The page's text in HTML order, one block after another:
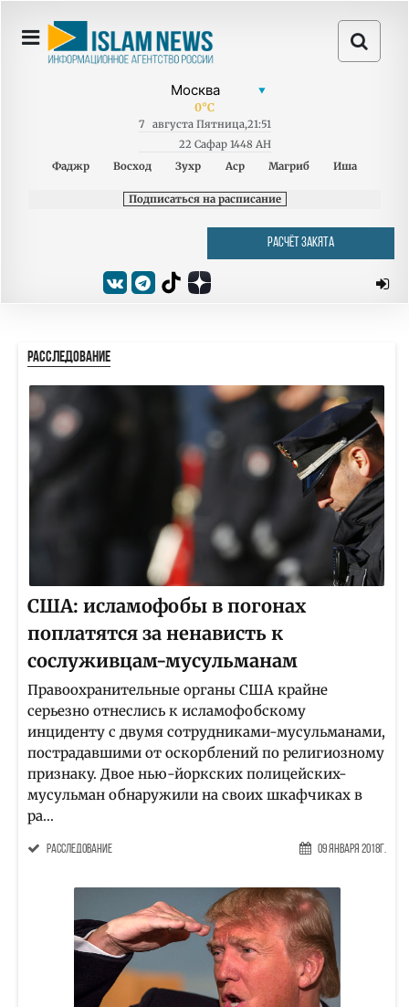
0°C
7 августа Пятница,21:51
22 Сафар 1448 AH
Фаджр
Восход Зухр Аср Магриб Иша
Подписаться на расписание
РАСЧЁТ ЗАКЯТА
РАССЛЕДОВАНИЕ
США: исламофобы в погонах
поплатятся за ненависть к
сослуживцам-мусульманам
Правоохранительные органы США крайне
серьезно отнеслись к исламофобскому
инциденту с двумя сотрудниками-мусульманами,
пострадавшими от оскорблений по религиозному
признаку. Двое нью-йоркских полицейских-
мусульман обнаружили на своих шкафчиках в
ра...
расследование 09 Января 2018г.